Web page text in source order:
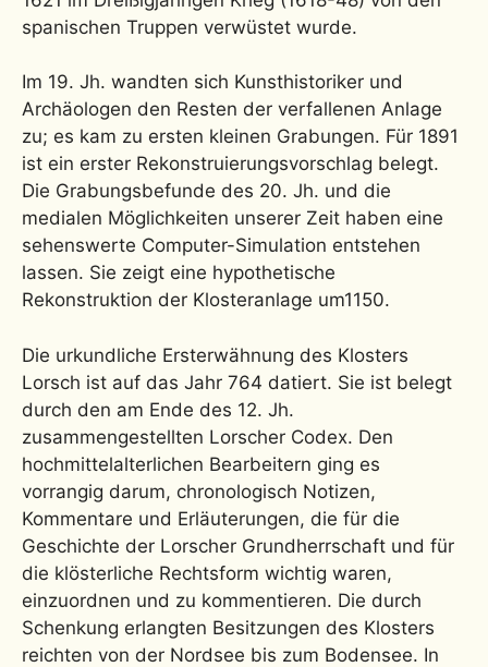
spanischen Truppen verwüstet wurde.
Im 19. Jh. wandten sich Kunsthistoriker und
Archäologen den Resten der verfallenen Anlage
zu; es kam zu ersten kleinen Grabungen. Für 1891
ist ein erster Rekonstruierungsvorschlag belegt.
Die Grabungsbefunde des 20. Jh. und die
medialen Möglichkeiten unserer Zeit haben eine
sehenswerte Computer-Simulation entstehen
lassen. Sie zeigt eine hypothetische
Rekonstruktion der Klosteranlage um1150.
Die urkundliche Ersterwähnung des Klosters
Lorsch ist auf das Jahr 764 datiert. Sie ist belegt
durch den am Ende des 12. Jh.
zusammengestellten Lorscher Codex. Den
hochmittelalterlichen Bearbeitern ging es
vorrangig darum, chronologisch Notizen,
Kommentare und Erläuterungen, die für die
Geschichte der Lorscher Grundherrschaft und für
die klösterliche Rechtsform wichtig waren,
einzuordnen und zu kommentieren. Die durch
Schenkung erlangten Besitzungen des Klosters
reichten von der Nordsee bis zum Bodensee. In